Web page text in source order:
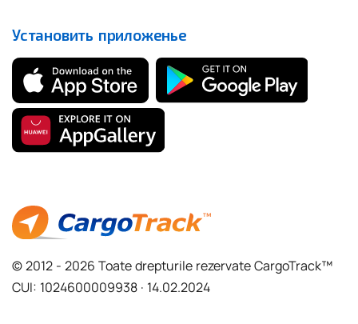
© 2012 - 2026 Toate drepturile rezervate CargoTrack™
CUI: 1024600009938 · 14.02.2024
Установить приложенье